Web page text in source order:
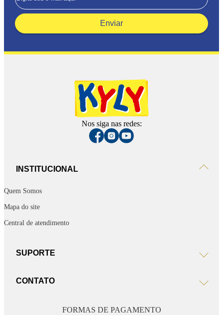
Enviar
Nos siga nas redes:
INSTITUCIONAL
Quem Somos
Mapa do site
Central de atendimento
SUPORTE
CONTATO
FORMAS DE PAGAMENTO